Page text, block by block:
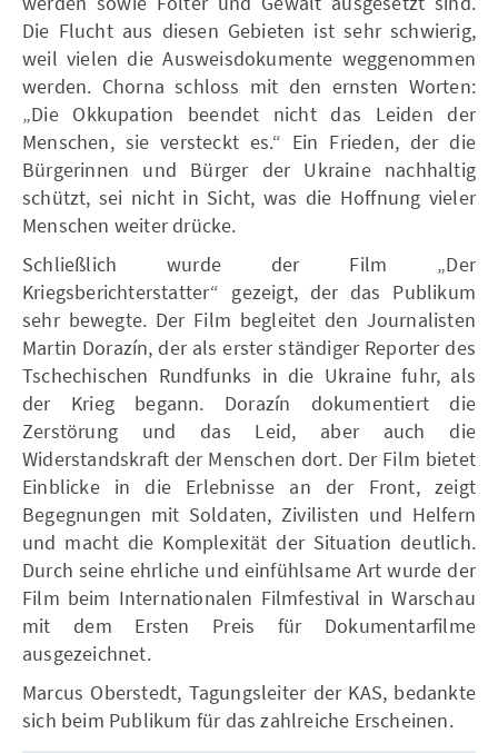
Die Flucht aus diesen Gebieten ist sehr schwierig,
weil vielen die Ausweisdokumente weggenommen
werden. Chorna schloss mit den ernsten Worten:
„Die Okkupation beendet nicht das Leiden der
Menschen, sie versteckt es.“ Ein Frieden, der die
Bürgerinnen und Bürger der Ukraine nachhaltig
schützt, sei nicht in Sicht, was die Hoffnung vieler
Menschen weiter drücke.
Schließlich wurde der Film „Der
Kriegsberichterstatter“ gezeigt, der das Publikum
sehr bewegte. Der Film begleitet den Journalisten
Martin Dorazín, der als erster ständiger Reporter des
Tschechischen Rundfunks in die Ukraine fuhr, als
der Krieg begann. Dorazín dokumentiert die
Zerstörung und das Leid, aber auch die
Widerstandskraft der Menschen dort. Der Film bietet
Einblicke in die Erlebnisse an der Front, zeigt
Begegnungen mit Soldaten, Zivilisten und Helfern
und macht die Komplexität der Situation deutlich.
Durch seine ehrliche und einfühlsame Art wurde der
Film beim Internationalen Filmfestival in Warschau
mit dem Ersten Preis für Dokumentarfilme
ausgezeichnet.
Marcus Oberstedt, Tagungsleiter der KAS, bedankte
sich beim Publikum für das zahlreiche Erscheinen.